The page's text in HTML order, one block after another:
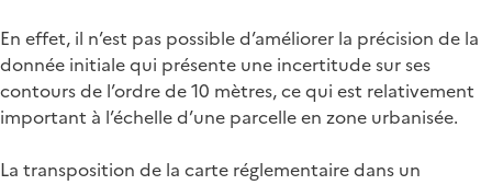
En effet, il n’est pas possible d’améliorer la précision de la
donnée initiale qui présente une incertitude sur ses
contours de l’ordre de 10 mètres, ce qui est relativement
important à l’échelle d’une parcelle en zone urbanisée.
La transposition de la carte réglementaire dans un